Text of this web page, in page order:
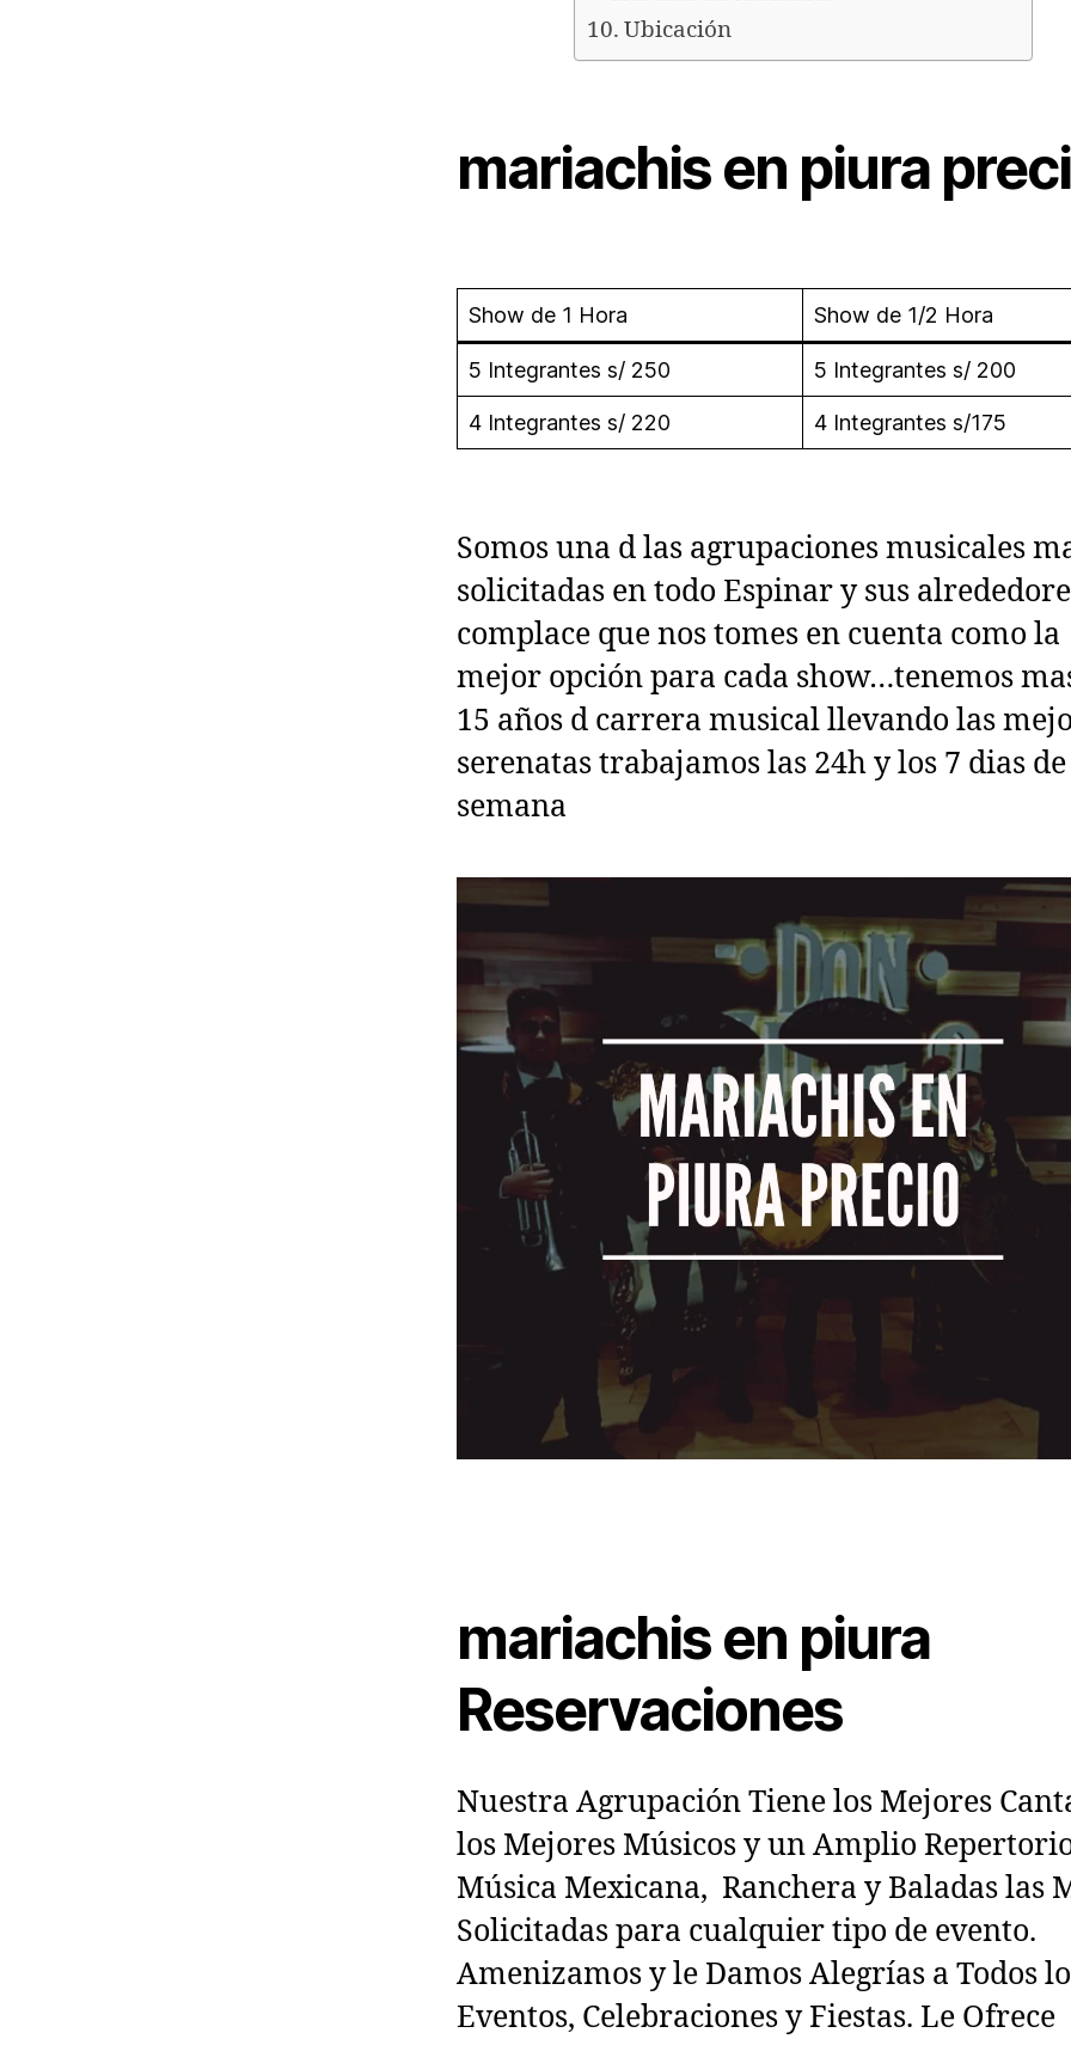
Ubicación
mariachis en piura
Show de 1 Hora Show de 1/2 Hora
5 Integrantes s/ 250 5 Integrantes s/ 200
4 Integrantes s/ 220 4 Integrantes s/175
Somos una d las agrupaciones musicales
solicitadas en todo Espinar y sus
complace que nos tomes en cuenta como la
mejor opción para cada show…tenemos
15 años d carrera musical llevando las
serenatas trabajamos las 24h y los 7 dias
semana
mariachis en piura
Reservaciones
Nuestra Agrupación Tiene los Mejores
los Mejores Músicos y un Amplio
Música Mexicana, Ranchera y Baladas las
Solicitadas para cualquier tipo de evento.
Amenizamos y le Damos Alegrías a Todos
Eventos, Celebraciones y Fiestas. Le Ofrece